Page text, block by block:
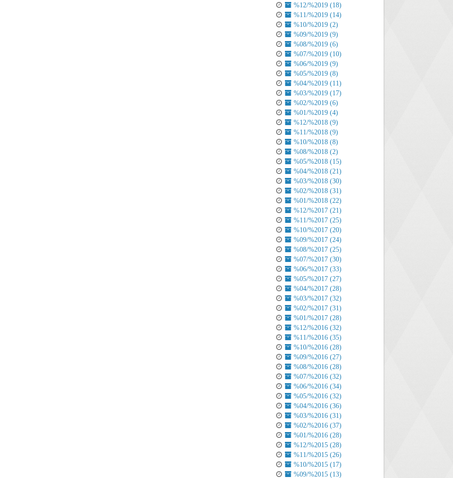
%12/%2019 (18)
%11/%2019 (14)
%10/%2019 (2)
%09/%2019 (9)
%08/%2019 (6)
%07/%2019 (10)
%06/%2019 (9)
%05/%2019 (8)
%04/%2019 (11)
%03/%2019 (17)
%02/%2019 (6)
%01/%2019 (4)
%12/%2018 (9)
%11/%2018 (9)
%10/%2018 (8)
%08/%2018 (2)
%05/%2018 (15)
%04/%2018 (21)
%03/%2018 (30)
%02/%2018 (31)
%01/%2018 (22)
%12/%2017 (21)
%11/%2017 (25)
%10/%2017 (20)
%09/%2017 (24)
%08/%2017 (25)
%07/%2017 (30)
%06/%2017 (33)
%05/%2017 (27)
%04/%2017 (28)
%03/%2017 (32)
%02/%2017 (31)
%01/%2017 (28)
%12/%2016 (32)
%11/%2016 (35)
%10/%2016 (28)
%09/%2016 (27)
%08/%2016 (28)
%07/%2016 (32)
%06/%2016 (34)
%05/%2016 (32)
%04/%2016 (36)
%03/%2016 (31)
%02/%2016 (37)
%01/%2016 (28)
%12/%2015 (28)
%11/%2015 (26)
%10/%2015 (17)
%09/%2015 (13)